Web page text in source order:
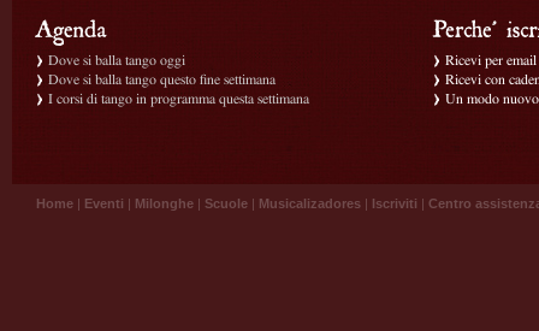
Dove si balla tango oggi
Dove si balla tango questo fine settimana
I corsi di tango in programma questa settimana
Ricevi per
Ricevi con
Un modo
Home | Eventi | Milonghe | Scuole | Musicalizadores | Iscriviti | Centro